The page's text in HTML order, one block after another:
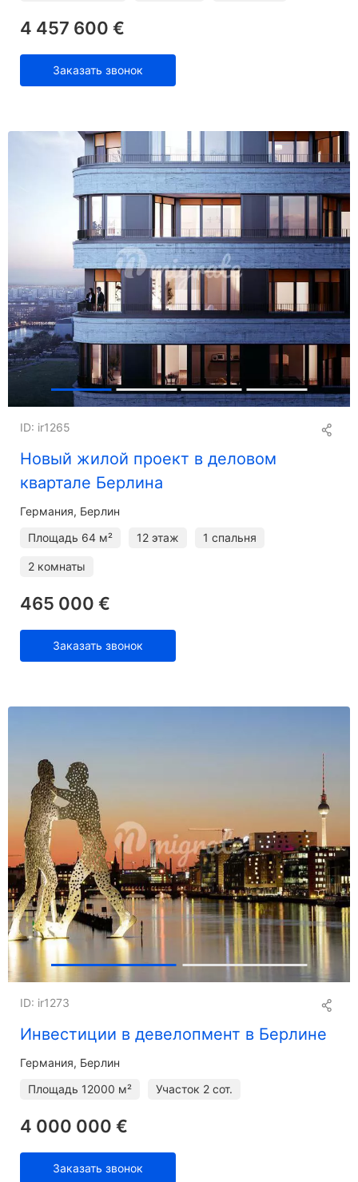
4 457 600 €
Заказать звонок
Новый жилой проект в деловом
квартале Берлина
ID: ir1265
Германия, Берлин
Площадь 64 м² 12 этаж 1 спальня
2 комнаты
465 000 €
Заказать звонок
Инвестиции в девелопмент в Берлине
ID: ir1273
Германия, Берлин
Площадь 12000 м² Участок 2 сот.
4 000 000 €
Заказать звонок